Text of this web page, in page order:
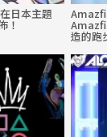
日本主題
！
造的跑